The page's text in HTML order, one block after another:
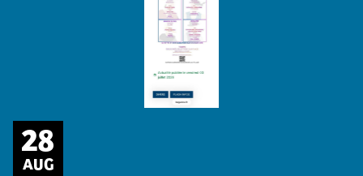
28
AUG